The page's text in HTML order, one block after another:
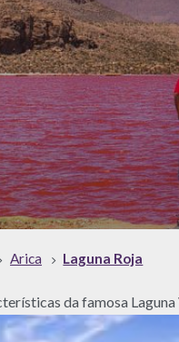
Arica Laguna Roja
da famosa